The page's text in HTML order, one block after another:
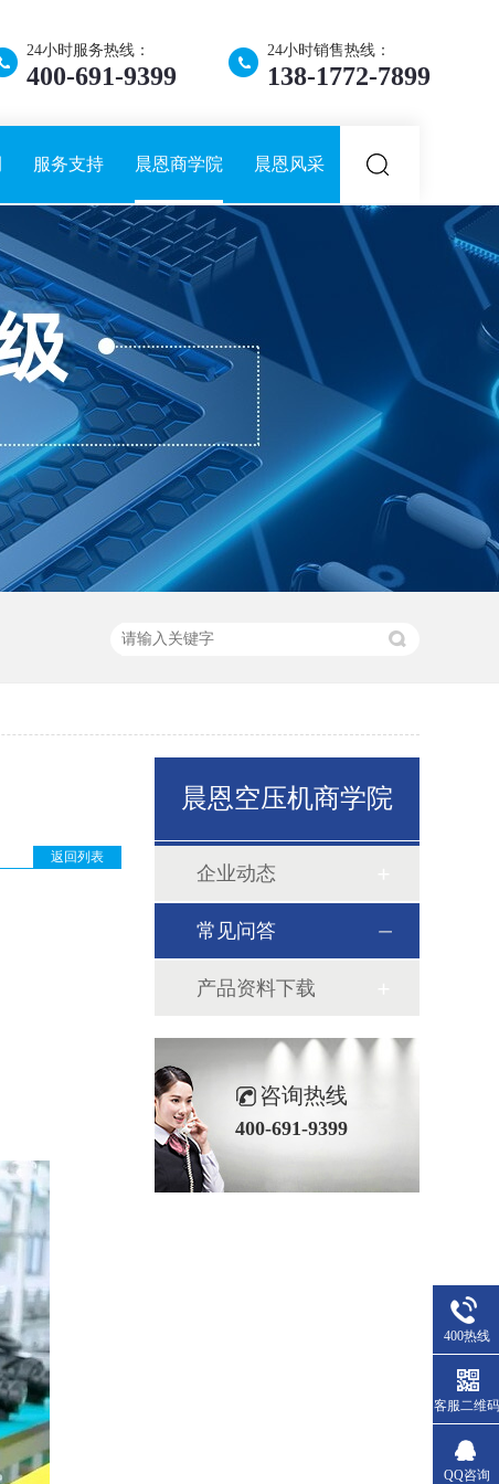
24小时服务热线：
400-691-9399
24小时销售热线：
138-1772-7899
服务支持 晨恩商学院 晨恩风采
返回列表
晨恩空压机商学院
企业动态
常见问答
产品资料下载
咨询热线
400-691-9399
400热线
客服二维码
QQ咨询